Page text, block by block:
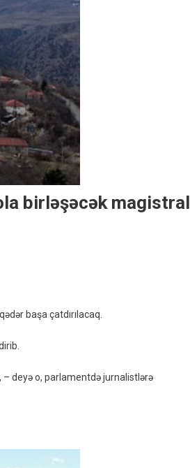
birləşəcək magistral
başa çatdırılacaq.
– deyə o, parlamentdə jurnalistlərə